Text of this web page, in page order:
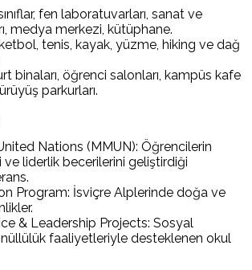
fen laboratuvarları, sanat ve
medya merkezi, kütüphane.
tenis, kayak, yüzme, hiking ve dağ
binaları, öğrenci salonları, kampüs kafe
parkurları.
Nations (MMUN): Öğrencilerin
liderlik becerilerini geliştirdiği
Program: İsviçre Alplerinde doğa ve
& Leadership Projects: Sosyal
faaliyetleriyle desteklenen okul